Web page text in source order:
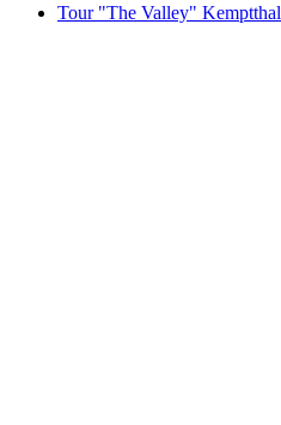
Tour "The Valley" Kemptthal